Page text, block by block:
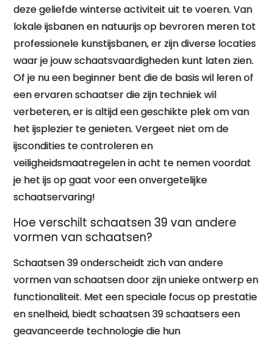
deze geliefde winterse activiteit uit te voeren. Van
lokale ijsbanen en natuurijs op bevroren meren tot
professionele kunstijsbanen, er zijn diverse locaties
waar je jouw schaatsvaardigheden kunt laten zien.
Of je nu een beginner bent die de basis wil leren of
een ervaren schaatser die zijn techniek wil
verbeteren, er is altijd een geschikte plek om van
het ijsplezier te genieten. Vergeet niet om de
ijscondities te controleren en
veiligheidsmaatregelen in acht te nemen voordat
je het ijs op gaat voor een onvergetelijke
schaatservaring!
Hoe verschilt schaatsen 39 van andere
vormen van schaatsen?
Schaatsen 39 onderscheidt zich van andere
vormen van schaatsen door zijn unieke ontwerp en
functionaliteit. Met een speciale focus op prestatie
en snelheid, biedt schaatsen 39 schaatsers een
geavanceerde technologie die hun